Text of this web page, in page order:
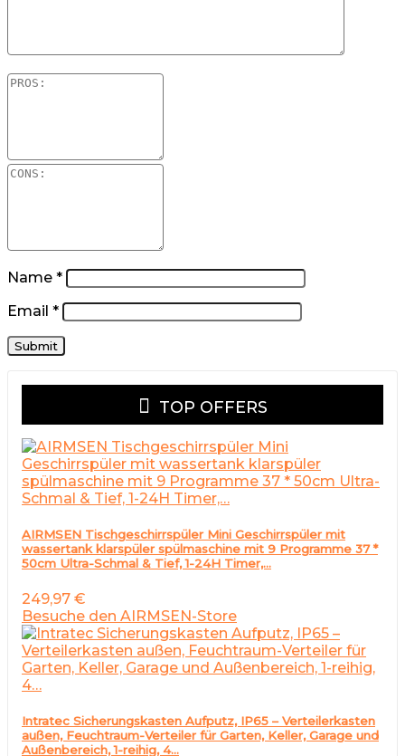
Name *
Email *
TOP OFFERS
AIRMSEN Tischgeschirrspüler Mini Geschirrspüler mit
wassertank klarspüler spülmaschine mit 9 Programme 37 *
50cm Ultra-Schmal & Tief, 1-24H Timer,…
249,97 €
Besuche den AIRMSEN-Store
Intratec Sicherungskasten Aufputz, IP65 – Verteilerkasten
außen, Feuchtraum-Verteiler für Garten, Keller, Garage und
Außenbereich, 1-reihig, 4…